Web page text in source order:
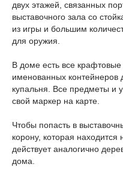
двух этажей, связанных
выставочного зала со
из игры и большим
для оружия.
В доме есть все
именованных контейнеров
купальня. Все предметы и
свой маркер на карте.
Чтобы попасть в
корону, которая
действует аналогично
дома.